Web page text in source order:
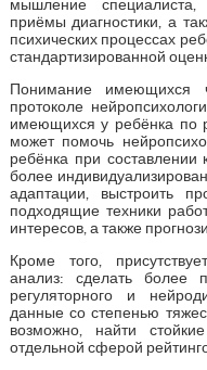
мышление
приёмы диагностики, а
психических процессах
стандартизированной
Понимание имеющихся
протоколе
имеющихся у ребёнка по
может помочь
ребёнка при составлении
более
адаптации, выстроить
подходящие техники
интересов, а также
Кроме того,
анализ: сделать более
регуляторного и
данные со степенью
возможно, найти
отдельной сферой